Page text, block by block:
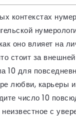
контекстах
оно влияет на
стоит за
10 для
любви, карьеры
число 10
с